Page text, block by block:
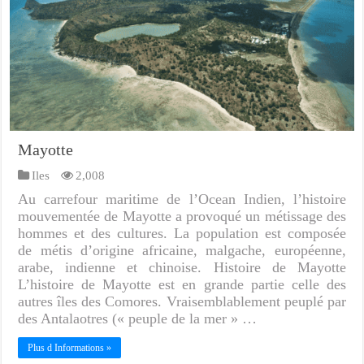
Mayotte
Iles 2,008
Au carrefour maritime de l’Ocean Indien, l’histoire
mouvementée de Mayotte a provoqué un métissage des
hommes et des cultures. La population est composée
de métis d’origine africaine, malgache, européenne,
arabe, indienne et chinoise. Histoire de Mayotte
L’histoire de Mayotte est en grande partie celle des
autres îles des Comores. Vraisemblablement peuplé par
des Antalaotres (« peuple de la mer » …
Plus d Informations »